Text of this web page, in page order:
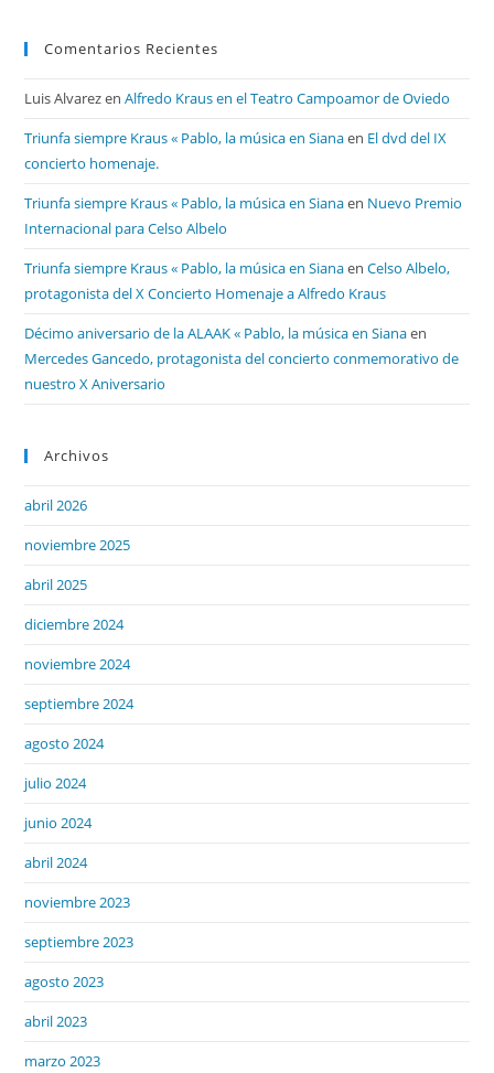
Comentarios Recientes
Luis AlvarezenAlfredo Kraus en el Teatro Campoamor de Oviedo
Triunfa siempre Kraus « Pablo, la música en Sianaen El dvd del IX
concierto homenaje.
Triunfa siempre Kraus « Pablo, la música en Sianaen Nuevo Premio
Internacional para Celso Albelo
Triunfa siempre Kraus « Pablo, la música en SianaenCelso Albelo,
protagonista del X Concierto Homenaje a Alfredo Kraus
Décimo aniversario de la ALAAK « Pablo, la música en Sianaen
Mercedes Gancedo, protagonista del concierto conmemorativo de
nuestro X Aniversario
Archivos
abril 2026
noviembre 2025
abril 2025
diciembre 2024
noviembre 2024
septiembre 2024
agosto 2024
julio 2024
junio 2024
abril 2024
noviembre 2023
septiembre 2023
agosto 2023
abril 2023
marzo 2023